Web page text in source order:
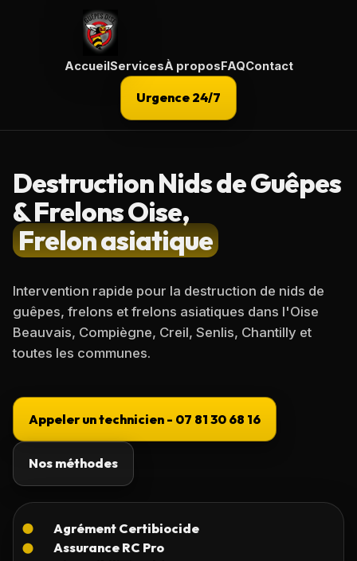
Guepe-oise
.fr
AccueilServicesÀ proposFAQContact
Urgence 24/7
Destruction Nids de Guêpes
& Frelons Oise,
Frelon asiatique
Intervention rapide pour la destruction de nids de
guêpes, frelons et frelons asiatiques dans l'Oise
Beauvais, Compiègne, Creil, Senlis, Chantilly et
toutes les communes.
Appeler un technicien - 07 81 30 68 16
Nos méthodes